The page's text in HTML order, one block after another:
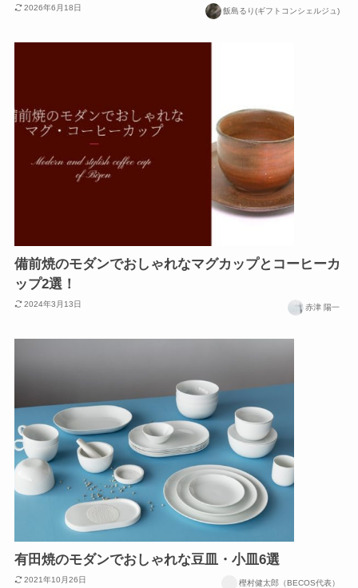
2026年6月18日 飯島るり(ギフトコンシェルジュ)
備前焼のモダンでおしゃれなマグカップとコーヒーカ
ップ2選！
2024年3月13日 赤津 陽一
有田焼のモダンでおしゃれな豆皿・小皿6選
2021年10月26日 樫村健太郎（BECOS代表）